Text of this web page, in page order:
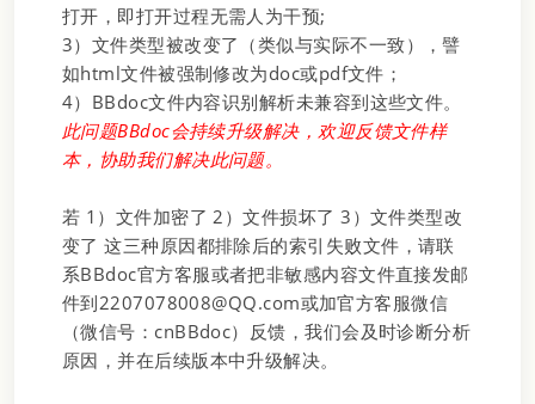
打开，即打开过程无需人为干预;
3）文件类型被改变了（类似与实际不一致），譬
如html文件被强制修改为doc或pdf文件；
4）BBdoc文件内容识别解析未兼容到这些文件。
此问题BBdoc会持续升级解决，欢迎反馈文件样
本，协助我们解决此问题。
若 1）文件加密了 2）文件损坏了 3）文件类型改
变了 这三种原因都排除后的索引失败文件，请联
系BBdoc官方客服或者把非敏感内容文件直接发邮
件到2207078008@QQ.com或加官方客服微信
（微信号：cnBBdoc）反馈，我们会及时诊断分析
原因，并在后续版本中升级解决。